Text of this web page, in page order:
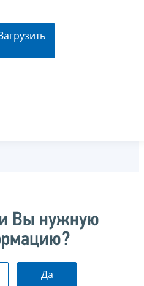
Вы нужную
Да